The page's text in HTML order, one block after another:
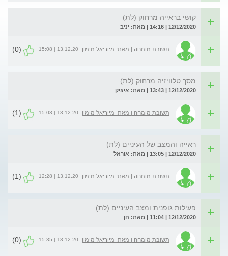
קושי בראייה מרחוק (לת)
12/12/2020 | 14:16 | מאת: יניב
תשובת מומחה | מאת: מיוריאל מימון 13.12.20 | 15:08
(0)
מסך טלוויזיה מרחוק (לת)
12/12/2020 | 13:43 | מאת: איציק
תשובת מומחה | מאת: מיוריאל מימון 13.12.20 | 15:03
(1)
ראייה והמצב של העיניים (לת)
12/12/2020 | 13:05 | מאת: אוראל
תשובת מומחה | מאת: מיוריאל מימון 13.12.20 | 12:28
(1)
פעילות גופנית ומצב העיניים (לת)
12/12/2020 | 11:04 | מאת: חן
תשובת מומחה | מאת: מיוריאל מימון 13.12.20 | 15:35
(0)